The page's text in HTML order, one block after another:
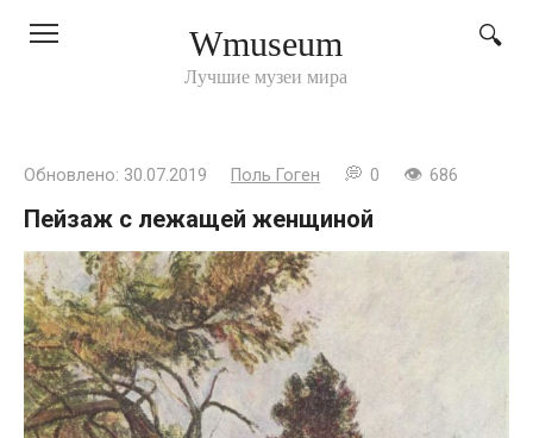
Wmuseum
Лучшие музеи мира
Обновлено: 30.07.2019 Поль Гоген 0 686
Пейзаж с лежащей женщиной